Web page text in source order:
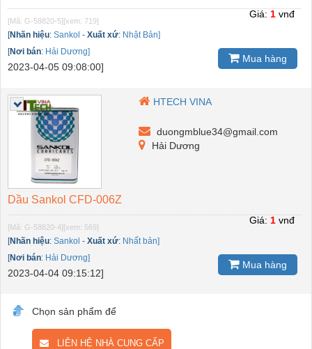
[Mã: G-58820-5][xem: 719]
[Nhãn hiệu: Sankol - Xuất xứ: Nhật Bản]
[Nơi bán: Hải Dương]
2023-04-05 09:08:00]
Giá: 1 vnđ
Mua hàng
HTECH VINA
duongmblue34@gmail.com
Hải Dương
Dầu Sankol CFD-006Z
[Mã: G-58820-4][xem: 569]
[Nhãn hiệu: Sankol - Xuất xứ: Nhất bản]
[Nơi bán: Hải Dương]
2023-04-04 09:15:12]
Giá: 1 vnđ
Mua hàng
Chọn sản phẩm để
LIÊN HỆ NHÀ CUNG CẤP